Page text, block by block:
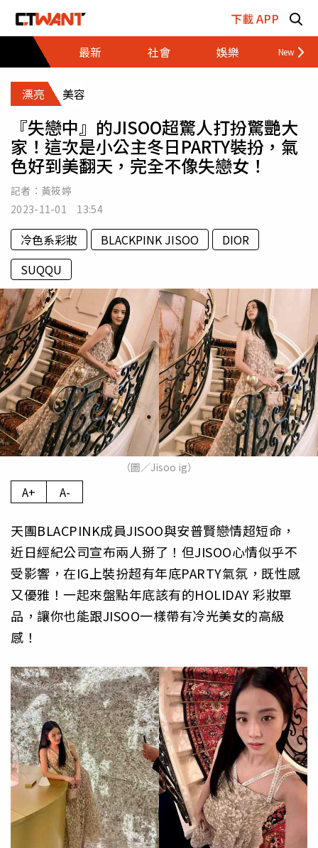
下載 APP
最新
社會 娛樂 財經
漂亮 美容
『失戀中』的JISOO超驚人打扮驚艷大
家！這次是小公主冬日PARTY裝扮，氣
色好到美翻天，完全不像失戀女！
記者： 黃筱婷
2023-11-01 13:54
冷色系彩妝 BLACKPINK JISOO
DIOR
SUQQU
（圖／Jisoo ig）
A+ A-
天團BLACPINK成員JISOO與安普賢戀情超短命，
近日經紀公司宣布兩人掰了！但JISOO心情似乎不
受影響，在IG上裝扮超有年底PARTY氣氛，既性感
又優雅！一起來盤點年底該有的HOLIDAY 彩妝單
品，讓你也能跟JISOO一樣帶有冷光美女的高級
感！